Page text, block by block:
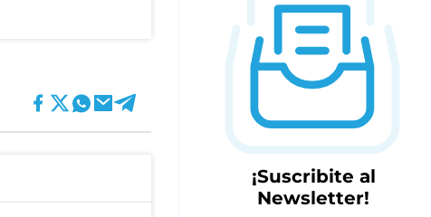
¡Suscribite al
Newsletter!